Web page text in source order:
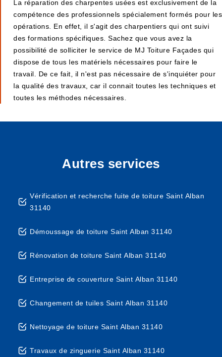
La réparation des charpentes usées est exclusivement de la
compétence des professionnels spécialement formés pour les
opérations. En effet, il s'agit des charpentiers qui ont suivi
des formations spécifiques. Sachez que vous avez la
possibilité de solliciter le service de MJ Toiture Façades qui
dispose de tous les matériels nécessaires pour faire le
travail. De ce fait, il n'est pas nécessaire de s'inquiéter pour
la qualité des travaux, car il connait toutes les techniques et
toutes les méthodes nécessaires.
Autres services
Vérification et recherche fuite de toiture Saint Alban
31140
Démoussage de toiture Saint Alban 31140
Rénovation de toiture Saint Alban 31140
Entreprise de couverture Saint Alban 31140
Changement de tuiles Saint Alban 31140
Nettoyage de toiture Saint Alban 31140
Travaux de zinguerie Saint Alban 31140